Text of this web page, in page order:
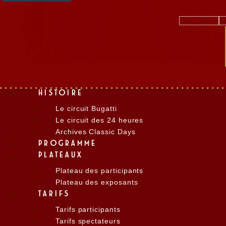
HISTOIRE
Le circuit Bugatti
Le circuit des 24 heures
Archives Classic Days
PROGRAMME
PLATEAUX
Plateau des participants
Plateau des exposants
TARIFS
Tarifs participants
Tarifs spectateurs